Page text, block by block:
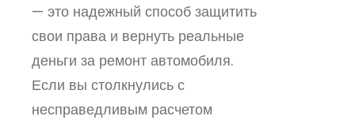
— это надежный способ защитить
свои права и вернуть реальные
деньги за ремонт автомобиля.
Если вы столкнулись с
несправедливым расчетом